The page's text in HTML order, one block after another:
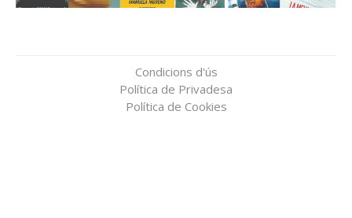
Condicions d'ús
Política de Privadesa
Política de Cookies